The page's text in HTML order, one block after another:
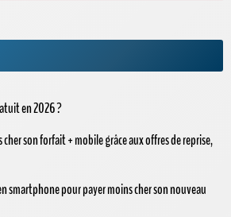
en 2026 ?
son forfait + mobile grâce aux offres de reprise,
smartphone pour payer moins cher son nouveau